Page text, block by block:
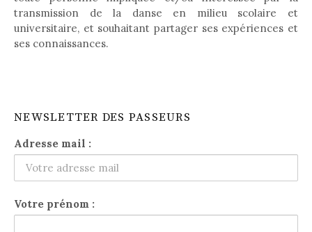
transmission de la danse en milieu scolaire et
universitaire, et souhaitant partager ses expériences et
ses connaissances.
NEWSLETTER DES PASSEURS
Adresse mail :
Votre prénom :